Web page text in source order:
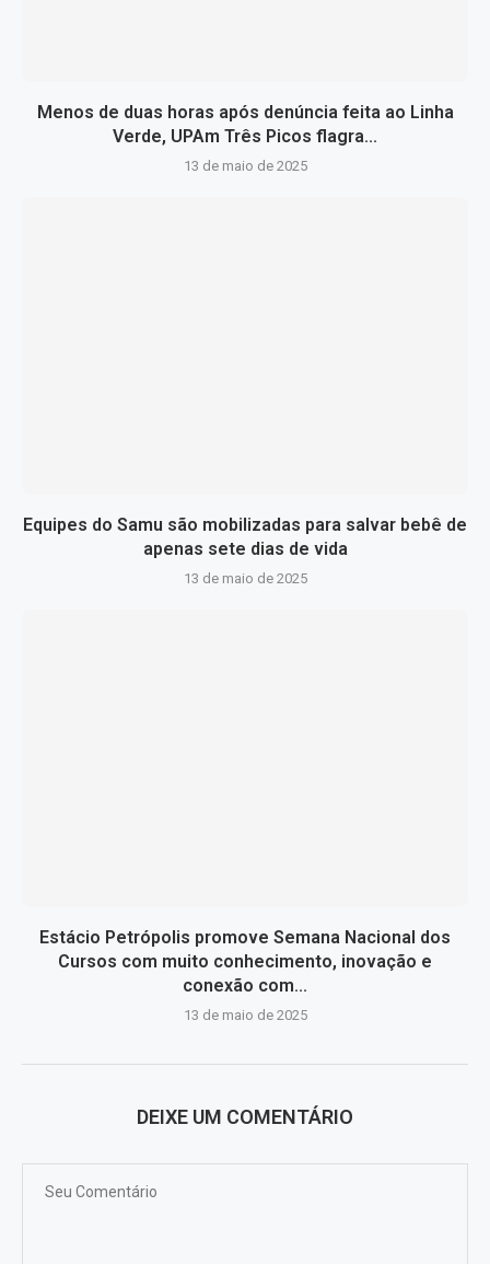
Menos de duas horas após denúncia feita ao Linha
Verde, UPAm Três Picos flagra...
13 de maio de 2025
Equipes do Samu são mobilizadas para salvar bebê de
apenas sete dias de vida
13 de maio de 2025
Estácio Petrópolis promove Semana Nacional dos
Cursos com muito conhecimento, inovação e
conexão com...
13 de maio de 2025
DEIXE UM COMENTÁRIO